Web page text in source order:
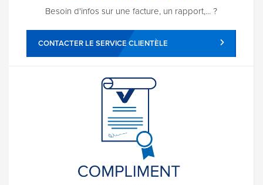
Besoin d'infos sur une facture, un rapport,... ?
CONTACTER LE SERVICE CLIENTÈLE